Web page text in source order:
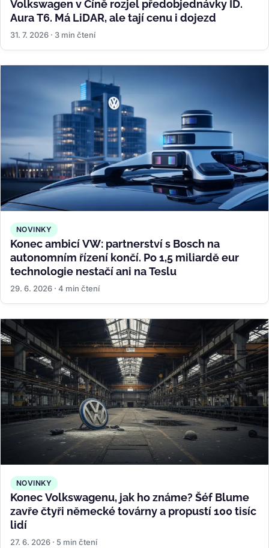
Volkswagen v Číně rozjel předobjednávky ID.
Aura T6. Má LiDAR, ale tají cenu i dojezd
31. 7. 2026 · 3 min čtení
NOVINKY
Konec ambicí VW: partnerství s Bosch na
autonomním řízení končí. Po 1,5 miliardě eur
technologie nestačí ani na Teslu
29. 6. 2026 · 4 min čtení
NOVINKY
Konec Volkswagenu, jak ho známe? Šéf Blume
zavře čtyři německé továrny a propustí 100 tisíc
lidí
27. 6. 2026 · 5 min čtení